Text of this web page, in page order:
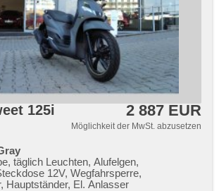
125i 2 887 EUR
Möglichkeit der MwSt. abzusetzen
täglich Leuchten, Alufelgen,
12V, Wegfahrsperre,
Hauptständer, El. Anlasser